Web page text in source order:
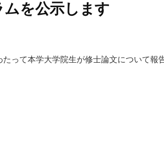
ムを公示します
って本学大学院生が修士論文について報